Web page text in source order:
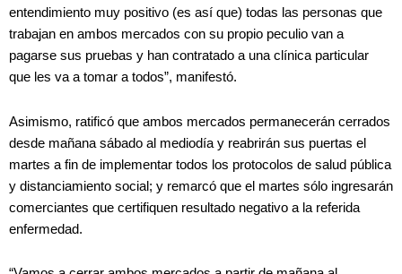
entendimiento muy positivo (es así que) todas las personas que
trabajan en ambos mercados con su propio peculio van a
pagarse sus pruebas y han contratado a una clínica particular
que les va a tomar a todos”, manifestó.
Asimismo, ratificó que ambos mercados permanecerán cerrados
desde mañana sábado al mediodía y reabrirán sus puertas el
martes a fin de implementar todos los protocolos de salud pública
y distanciamiento social; y remarcó que el martes sólo ingresarán
comerciantes que certifiquen resultado negativo a la referida
enfermedad.